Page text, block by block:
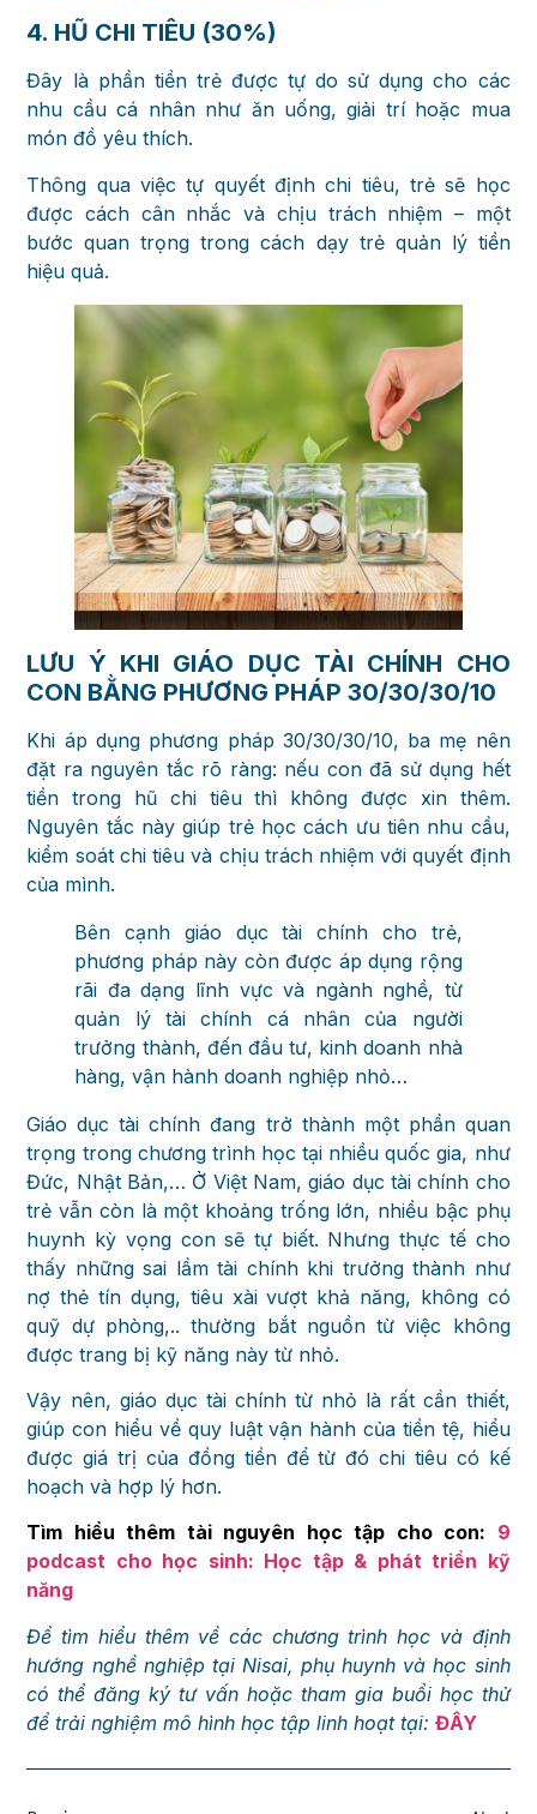
4. HŨ CHI TIÊU (30%)
Đây là phần tiền trẻ được tự do sử dụng cho các
nhu cầu cá nhân như ăn uống, giải trí hoặc mua
món đồ yêu thích.
Thông qua việc tự quyết định chi tiêu, trẻ sẽ học
được cách cân nhắc và chịu trách nhiệm – một
bước quan trọng trong cách dạy trẻ quản lý tiền
hiệu quả.
LƯU Ý KHI GIÁO DỤC TÀI CHÍNH CHO
CON BẰNG PHƯƠNG PHÁP 30/30/30/10
Khi áp dụng phương pháp 30/30/30/10, ba mẹ nên
đặt ra nguyên tắc rõ ràng: nếu con đã sử dụng hết
tiền trong hũ chi tiêu thì không được xin thêm.
Nguyên tắc này giúp trẻ học cách ưu tiên nhu cầu,
kiểm soát chi tiêu và chịu trách nhiệm với quyết định
của mình.
Bên cạnh giáo dục tài chính cho trẻ,
phương pháp này còn được áp dụng rộng
rãi đa dạng lĩnh vực và ngành nghề, từ
quản lý tài chính cá nhân của người
trưởng thành, đến đầu tư, kinh doanh nhà
hàng, vận hành doanh nghiệp nhỏ…
Giáo dục tài chính đang trở thành một phần quan
trọng trong chương trình học tại nhiều quốc gia, như
Đức, Nhật Bản,… Ở Việt Nam, giáo dục tài chính cho
trẻ vẫn còn là một khoảng trống lớn, nhiều bậc phụ
huynh kỳ vọng con sẽ tự biết. Nhưng thực tế cho
thấy những sai lầm tài chính khi trưởng thành như
nợ thẻ tín dụng, tiêu xài vượt khả năng, không có
quỹ dự phòng,.. thường bắt nguồn từ việc không
được trang bị kỹ năng này từ nhỏ.
Vậy nên, giáo dục tài chính từ nhỏ là rất cần thiết,
giúp con hiểu về quy luật vận hành của tiền tệ, hiểu
được giá trị của đồng tiền để từ đó chi tiêu có kế
hoạch và hợp lý hơn.
Tìm hiểu thêm tài nguyên học tập cho con: 9
podcast cho học sinh: Học tập & phát triển kỹ
năng
Để tìm hiểu thêm về các chương trình học và định
hướng nghề nghiệp tại Nisai, phụ huynh và học sinh
có thể đăng ký tư vấn hoặc tham gia buổi học thử
để trải nghiệm mô hình học tập linh hoạt tại:ĐÂY